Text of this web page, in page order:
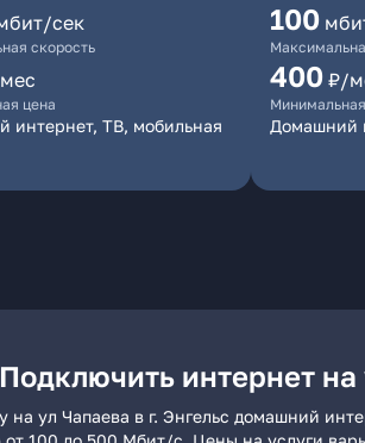
сек
скорость
цена
интернет, ТВ, мобильная
100
400 ₽/
Домашний
Подключить интернет на
на ул Чапаева в г. Энгельс домашний